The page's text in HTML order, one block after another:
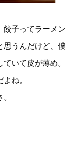
餃子ってラーメン
思うんだけど、僕
いて皮が薄め。
ね。